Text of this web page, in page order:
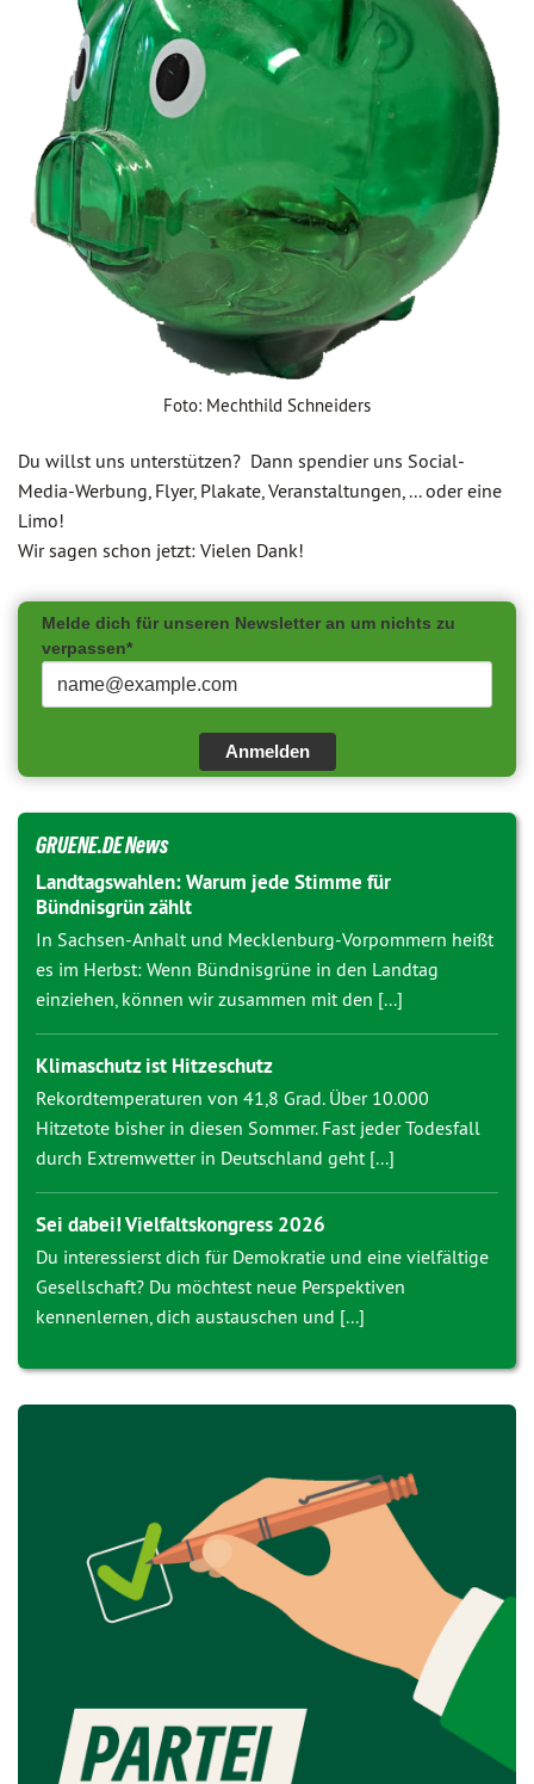
Foto: Mechthild Schneiders
Du willst uns unterstützen? Dann spendier uns Social-
Media-Werbung, Flyer, Plakate, Veranstaltungen, ... oder eine
Limo!
Wir sagen schon jetzt: Vielen Dank!
Melde dich für unseren Newsletter an um nichts zu
verpassen*
Anmelden
GRUENE.DE News
Landtagswahlen: Warum jede Stimme für
Bündnisgrün zählt
In Sachsen-Anhalt und Mecklenburg-Vorpommern heißt
es im Herbst: Wenn Bündnisgrüne in den Landtag
einziehen, können wir zusammen mit den [...]
Klimaschutz ist Hitzeschutz
Rekordtemperaturen von 41,8 Grad. Über 10.000
Hitzetote bisher in diesen Sommer. Fast jeder Todesfall
durch Extremwetter in Deutschland geht [...]
Sei dabei! Vielfaltskongress 2026
Du interessierst dich für Demokratie und eine vielfältige
Gesellschaft? Du möchtest neue Perspektiven
kennenlernen, dich austauschen und [...]